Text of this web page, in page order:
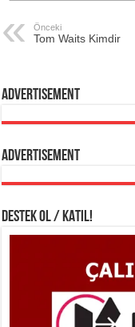
Önceki
Tom Waits Kimdir
Advertisement
Advertisement
DESTEK OL / KATIL!